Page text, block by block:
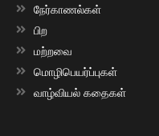
நேர்காணல்கள்
பிற
மற்றவை
மொழிபெயர்ப்புகள்
வாழ்வியல் கதைகள்